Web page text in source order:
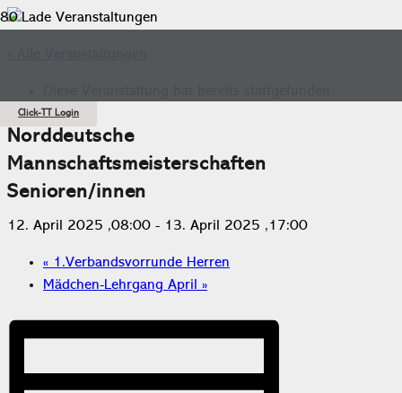
Click-TT Login
Norddeutsche
Mannschaftsmeisterschaften
Senioren/innen
12. April 2025 ,08:00 - 13. April 2025 ,17:00
« 1.Verbandsvorrunde Herren
Mädchen-Lehrgang April »